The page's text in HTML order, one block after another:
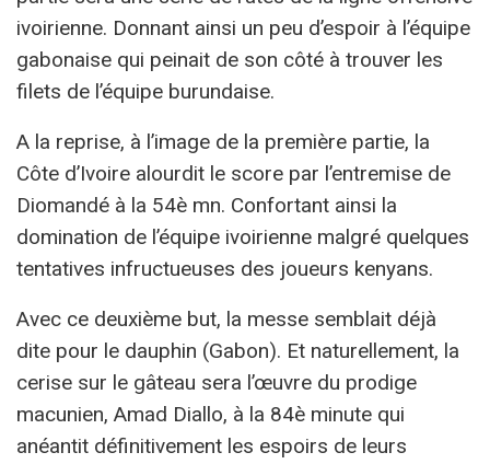
ivoirienne. Donnant ainsi un peu d’espoir à l’équipe
gabonaise qui peinait de son côté à trouver les
filets de l’équipe burundaise.
A la reprise, à l’image de la première partie, la
Côte d’Ivoire alourdit le score par l’entremise de
Diomandé à la 54è mn. Confortant ainsi la
domination de l’équipe ivoirienne malgré quelques
tentatives infructueuses des joueurs kenyans.
Avec ce deuxième but, la messe semblait déjà
dite pour le dauphin (Gabon). Et naturellement, la
cerise sur le gâteau sera l’œuvre du prodige
macunien, Amad Diallo, à la 84è minute qui
anéantit définitivement les espoirs de leurs